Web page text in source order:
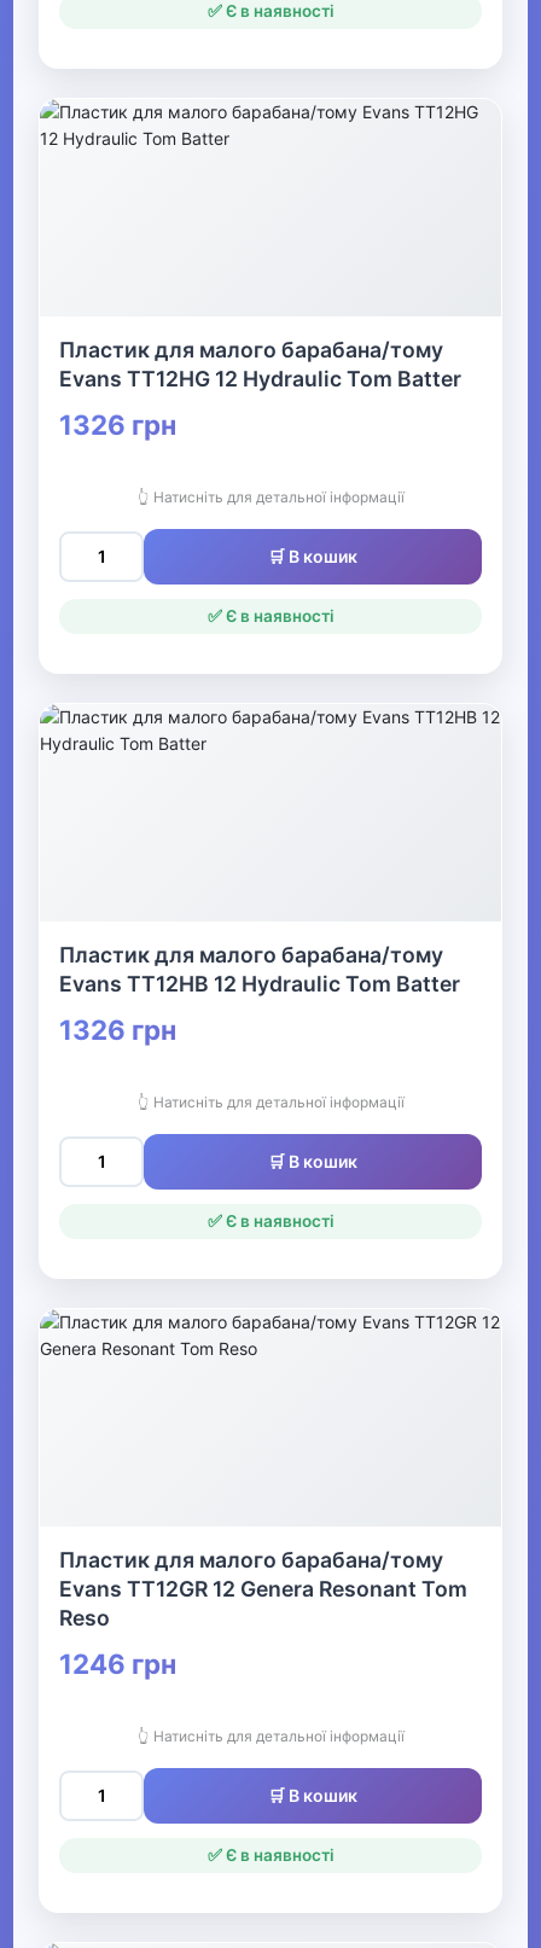
▶ Товари для дітей
▶ Одяг, взуття та аксесуари
✅ Є в наявності
Пластик для малого барабана/тому
Evans TT12HG 12 Hydraulic Tom Batter
1326 грн
👆 Натисніть для детальної інформації
🛒 В кошик
✅ Є в наявності
Пластик для малого барабана/тому
Evans TT12HB 12 Hydraulic Tom Batter
1326 грн
👆 Натисніть для детальної інформації
🛒 В кошик
✅ Є в наявності
Пластик для малого барабана/тому
Evans TT12GR 12 Genera Resonant Tom
Reso
1246 грн
👆 Натисніть для детальної інформації
🛒 В кошик
✅ Є в наявності